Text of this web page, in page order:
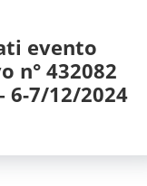
evento
n° 432082
6-7/12/2024